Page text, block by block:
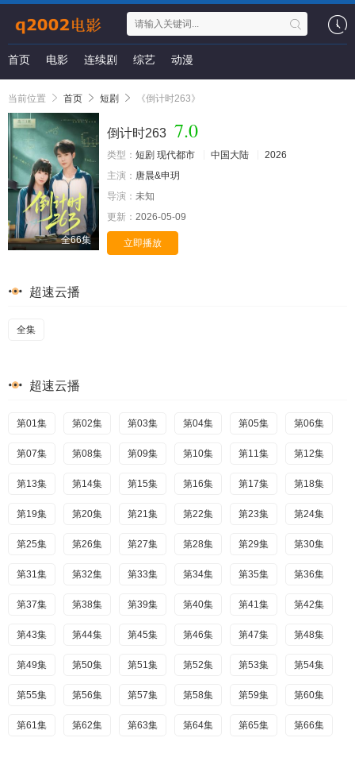
首页 电影 连续剧 综艺 动漫
当前位置 首页 短剧 《倒计时263》
全66集
倒计时263 7.0
类型： 短剧 现代都市 中国大陆
2026
主演： 唐晨&申玥
导演： 未知
更新： 2026-05-09
立即播放
超速云播
全集
超速云播
第01集 第02集 第03集 第04集 第05集 第06集
第07集 第08集 第09集 第10集 第11集 第12集
第13集 第14集 第15集 第16集 第17集 第18集
第19集 第20集 第21集 第22集 第23集 第24集
第25集 第26集 第27集 第28集 第29集 第30集
第31集 第32集 第33集 第34集 第35集 第36集
第37集 第38集 第39集 第40集 第41集 第42集
第43集 第44集 第45集 第46集 第47集 第48集
第49集 第50集 第51集 第52集 第53集 第54集
第55集 第56集 第57集 第58集 第59集 第60集
第61集 第62集 第63集 第64集 第65集 第66集